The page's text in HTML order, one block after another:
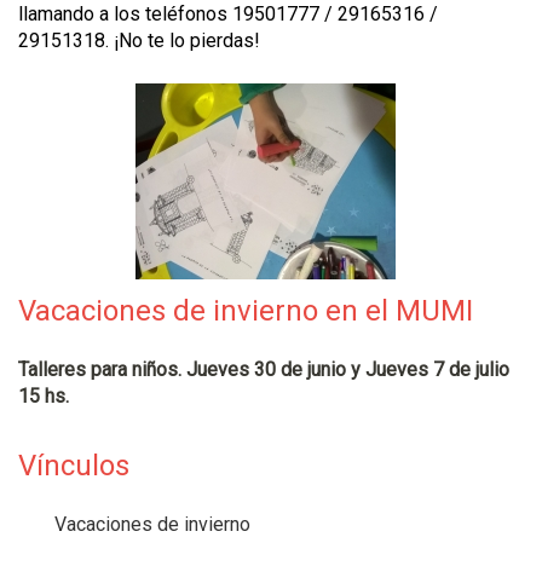
llamando a los teléfonos 19501777 / 29165316 /
29151318. ¡No te lo pierdas!
Vacaciones de invierno en el MUMI
Talleres para niños. Jueves 30 de junio y Jueves 7 de julio
15 hs.
Vínculos
Vacaciones de invierno